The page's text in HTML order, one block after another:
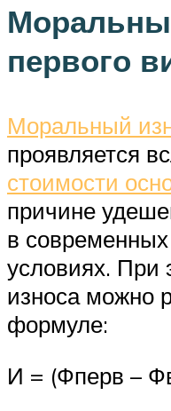
первого
Моральный
проявляется
стоимости
причине
в
условиях. При
износа можно
формуле:
И = (Фперв –